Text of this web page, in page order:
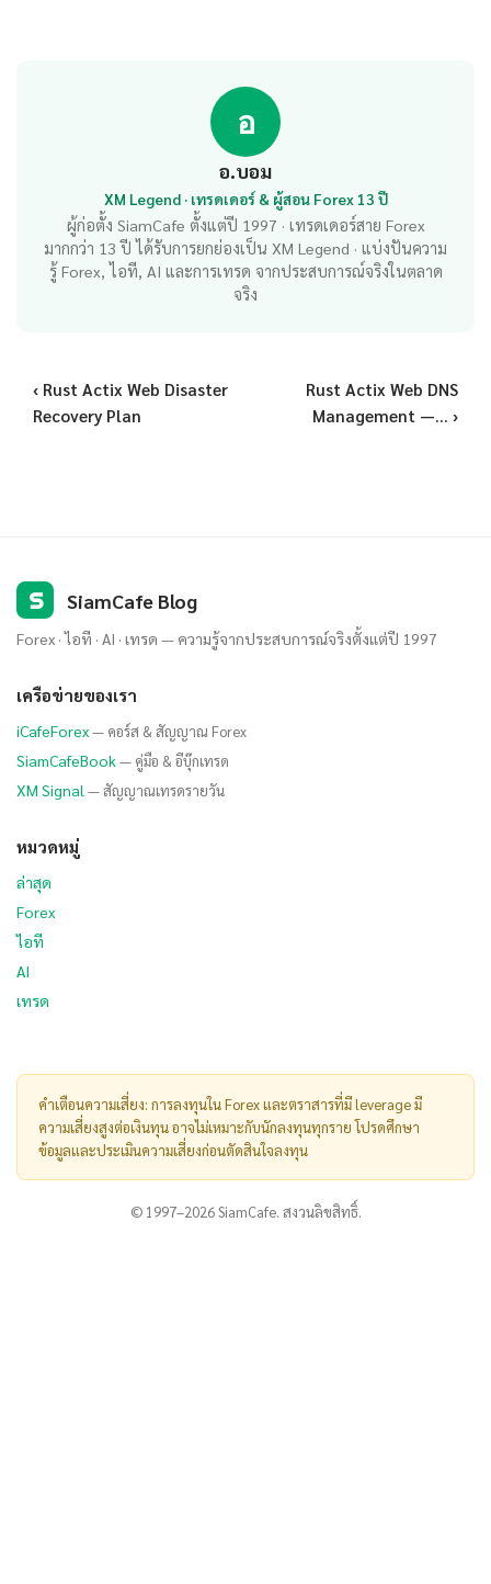
อ
อ.บอม
XM Legend · เทรดเดอร์ & ผู้สอน Forex 13 ปี
ผู้ก่อตั้ง SiamCafe ตั้งแต่ปี 1997 · เทรดเดอร์สาย Forex
มากกว่า 13 ปี ได้รับการยกย่องเป็น XM Legend · แบ่งปันความ
รู้ Forex, ไอที, AI และการเทรด จากประสบการณ์จริงในตลาด
จริง
‹ Rust Actix Web Disaster
Recovery Plan
Rust Actix Web DNS
Management —... ›
S SiamCafe Blog
Forex · ไอที · AI · เทรด — ความรู้จากประสบการณ์จริงตั้งแต่ปี 1997
เครือข่ายของเรา
iCafeForex— คอร์ส & สัญญาณ Forex
SiamCafeBook— คู่มือ & อีบุ๊กเทรด
XM Signal — สัญญาณเทรดรายวัน
หมวดหมู่
ล่าสุด
Forex
ไอที
AI
เทรด
คำเตือนความเสี่ยง: การลงทุนใน Forex และตราสารที่มี leverage มี
ความเสี่ยงสูงต่อเงินทุน อาจไม่เหมาะกับนักลงทุนทุกราย โปรดศึกษา
ข้อมูลและประเมินความเสี่ยงก่อนตัดสินใจลงทุน
© 1997–2026 SiamCafe. สงวนลิขสิทธิ์.